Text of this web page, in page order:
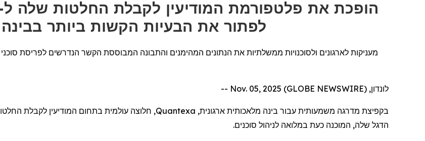
לפתור את הבעיות הקשות ביותר
לונדון, Nov. 05, 2025 (GLOBE NEWSWIRE) --
בקפיצת מדרגה משמעותית עבור בינה מלאכותית ארגונית, Quantexa, חלוצה עולמית בתחום המודיעין לקבלת
הדגל שלה, המוכנה כעת במלואה לניהול סוכנים.